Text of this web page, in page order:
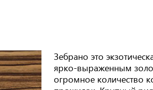
Зебрано это
ярко-выраженным
огромное количество